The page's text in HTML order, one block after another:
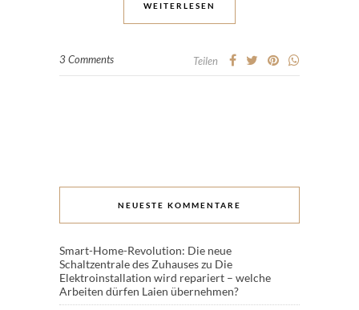
WEITERLESEN
3 Comments Teilen
NEUESTE KOMMENTARE
Smart-Home-Revolution: Die neue
Schaltzentrale des Zuhauseszu Die
Elektroinstallation wird repariert – welche
Arbeiten dürfen Laien übernehmen?